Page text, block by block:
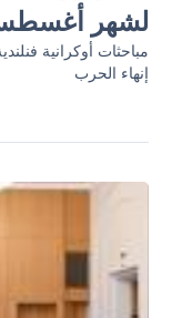
لشهر
مباحثات أوكرانية
إنهاء الحرب